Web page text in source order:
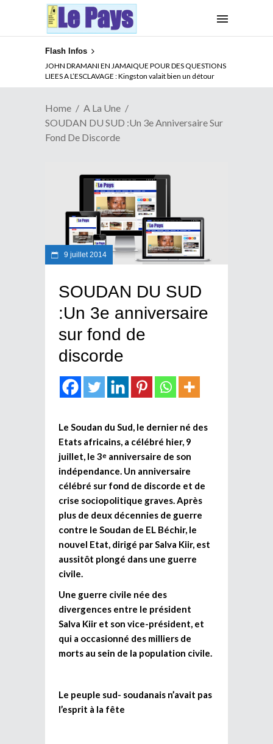
Flash Infos
JOHN DRAMANI EN JAMAIQUE POUR DES QUESTIONS
LIEES A L’ESCLAVAGE : Kingston valait bien un détour
ABSENCE PROLONGEE DE PAUL BIYA DU CAMEROUN :
Qui pilote le Cameroun ?
Home
A La Une
SOUDAN DU SUD :Un 3e Anniversaire Sur
Fond De Discorde
9 juillet 2014
SOUDAN DU SUD
:Un 3e anniversaire
sur fond de
discorde
Le Soudan du Sud, le dernier né des
Etats africains, a célébré hier, 9
juillet, le 3e anniversaire de son
indépendance. Un anniversaire
célébré sur fond de discorde et de
crise sociopolitique graves. Après
plus de deux décennies de guerre
contre le Soudan de EL Béchir, le
nouvel Etat, dirigé par Salva Kiir, est
aussitôt plongé dans une guerre
civile.
Une guerre civile née des
divergences entre le président
Salva Kiir et son vice-président, et
qui a occasionné des milliers de
morts au sein de la population civile.
Le peuple sud- soudanais n’avait pas
l’esprit à la fête